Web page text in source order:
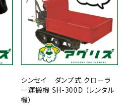
シンセイ ダンプ式 クローラ
ー運搬機 SH-300D （レンタル
機）